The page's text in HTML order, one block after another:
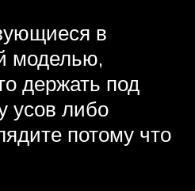
в
моделью,
держать под
усов либо
потому что